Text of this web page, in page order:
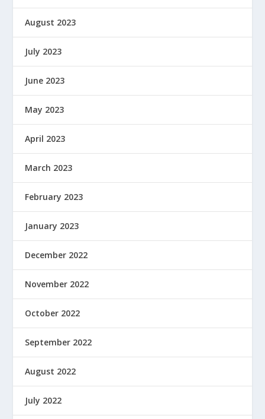
August 2023
July 2023
June 2023
May 2023
April 2023
March 2023
February 2023
January 2023
December 2022
November 2022
October 2022
September 2022
August 2022
July 2022